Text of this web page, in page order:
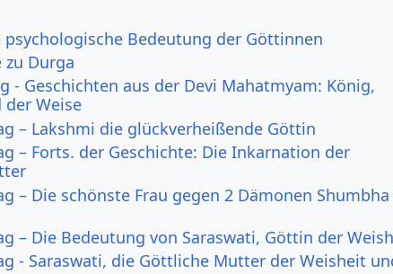
psychologische Bedeutung der Göttinnen
zu Durga
- Geschichten aus der Devi Mahatmyam: König,
der Weise
– Lakshmi die glückverheißende Göttin
– Forts. der Geschichte: Die Inkarnation der
– Die schönste Frau gegen 2 Dämonen
– Die Bedeutung von Saraswati, Göttin der
- Saraswati, die Göttliche Mutter der Weisheit